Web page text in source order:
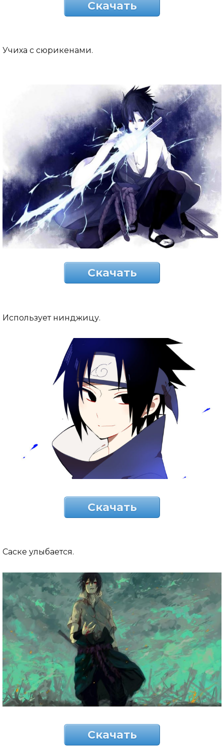
Скачать
Учиха с сюрикенами.
Скачать
Использует нинджицу.
Скачать
Саске улыбается.
Скачать